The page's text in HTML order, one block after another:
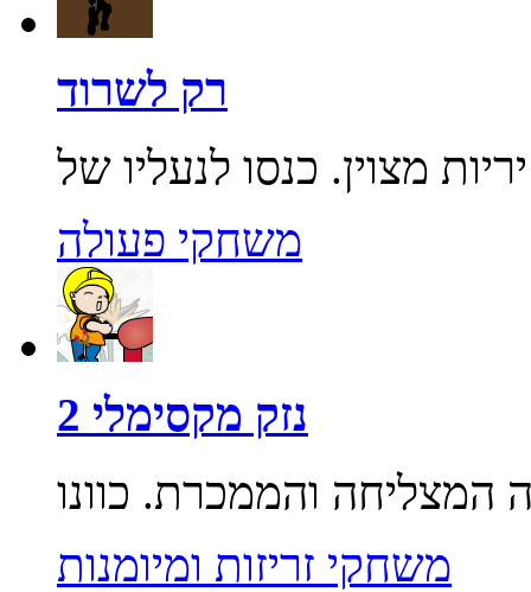
רק לשרוד
משחקי פעולה
נזק מקסימלי 2
משחקי זריזות ומיומנות